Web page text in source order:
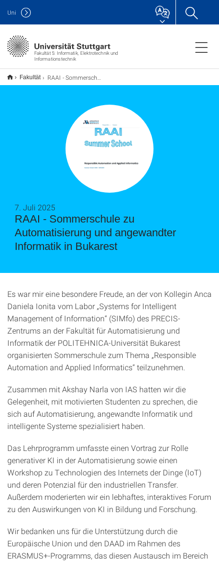
Fakultät 5: Informatik, Elektrotechnik und
Informationstechnik
Uni
Fakultät RAAI - Sommerschule zu Automatisierung und angewandter Informatik in Bukarest
RAAI - Sommerschule zu
Automatisierung und angewandter
Informatik in Bukarest
7. Juli 2025
Es war mir eine besondere Freude, an der von Kollegin Anca
Daniela Ionita vom Labor „Systems for Intelligent
Management of Information“ (SIMfo) des PRECIS-
Zentrums an der Fakultät für Automatisierung und
Informatik der POLITEHNICA-Universität Bukarest
organisierten Sommerschule zum Thema „Responsible
Automation and Applied Informatics“ teilzunehmen.
Zusammen mit Akshay Narla von IAS hatten wir die
Gelegenheit, mit motivierten Studenten zu sprechen, die
sich auf Automatisierung, angewandte Informatik und
intelligente Systeme spezialisiert haben.
Das Lehrprogramm umfasste einen Vortrag zur Rolle
generativer KI in der Automatisierung sowie einen
Workshop zu Technologien des Internets der Dinge (IoT)
und deren Potenzial für den industriellen Transfer.
Außerdem moderierten wir ein lebhaftes, interaktives Forum
zu den Auswirkungen von KI in Bildung und Forschung.
Wir bedanken uns für die Unterstützung durch die
Europäische Union und den DAAD im Rahmen des
ERASMUS+-Programms, das diesen Austausch im Bereich